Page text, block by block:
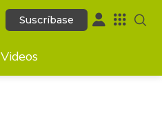
Suscríbase
Suscríbase
Videos